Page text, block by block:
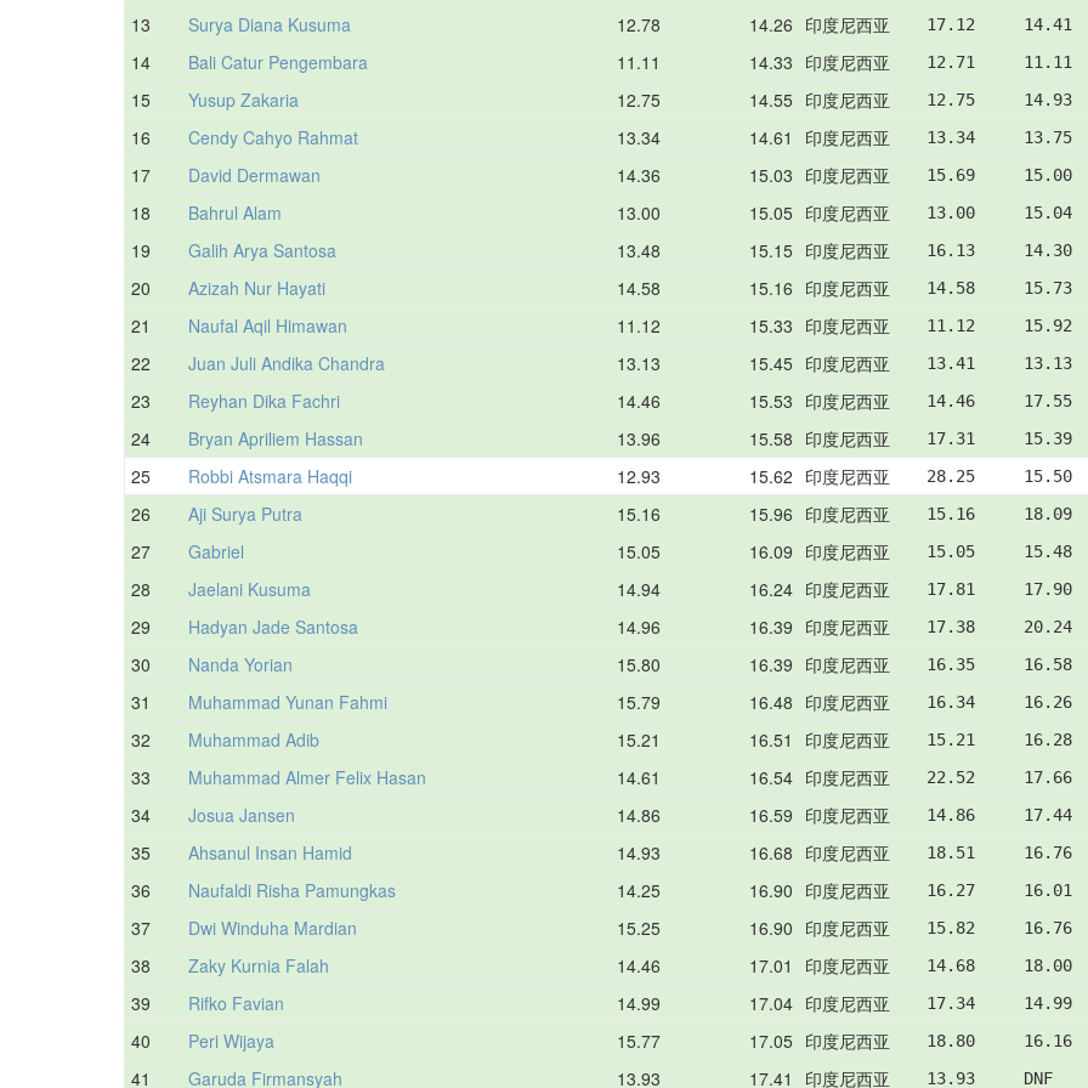
13 Surya Diana Kusuma 12.78 14.26 印度尼西亚 17.12
14 Bali Catur Pengembara 11.11 14.33 印度尼西亚 12.71
15 Yusup Zakaria 12.75 14.55 印度尼西亚 12.75     14.93
16 Cendy Cahyo Rahmat 13.34 14.61 印度尼西亚 13.34
17 David Dermawan 14.36 15.03 印度尼西亚 15.69
18 Bahrul Alam 13.00 15.05 印度尼西亚 13.00
19 Galih Arya Santosa 13.48 15.15 印度尼西亚 16.13
20 Azizah Nur Hayati 14.58 15.16 印度尼西亚 14.58
21 Naufal Aqil Himawan 11.12 15.33 印度尼西亚 11.12
22 Juan Juli Andika Chandra 13.13 15.45 印度尼西亚 13.41
23 Reyhan Dika Fachri 14.46 15.53 印度尼西亚 14.46
24 Bryan Apriliem Hassan 13.96 15.58 印度尼西亚 17.31
25 Robbi Atsmara Haqqi 12.93 15.62 印度尼西亚 28.25
26 Aji Surya Putra 15.16 15.96 印度尼西亚 15.16
27 Gabriel 15.05 16.09 印度尼西亚 15.05
28 Jaelani Kusuma 14.94 16.24 印度尼西亚 17.81
29 Hadyan Jade Santosa 14.96 16.39 印度尼西亚 17.38
30 Nanda Yorian 15.80 16.39 印度尼西亚 16.35
31 Muhammad Yunan Fahmi 15.79 16.48 印度尼西亚 16.34
32 Muhammad Adib 15.21 16.51 印度尼西亚 15.21
33 Muhammad Almer Felix Hasan 14.61 16.54 印度尼西亚 22.52
34 Josua Jansen 14.86 16.59 印度尼西亚 14.86
35 Ahsanul Insan Hamid 14.93 16.68 印度尼西亚 18.51
36 Naufaldi Risha Pamungkas 14.25 16.90 印度尼西亚 16.27
37 Dwi Winduha Mardian 15.25 16.90 印度尼西亚 15.82
38 Zaky Kurnia Falah 14.46 17.01 印度尼西亚 14.68     18.00
39 Rifko Favian 14.99 17.04 印度尼西亚 17.34
40 Peri Wijaya 15.77 17.05 印度尼西亚 18.80
41 Garuda Firmansyah 13.93 17.41 印度尼西亚 13.93     DNF